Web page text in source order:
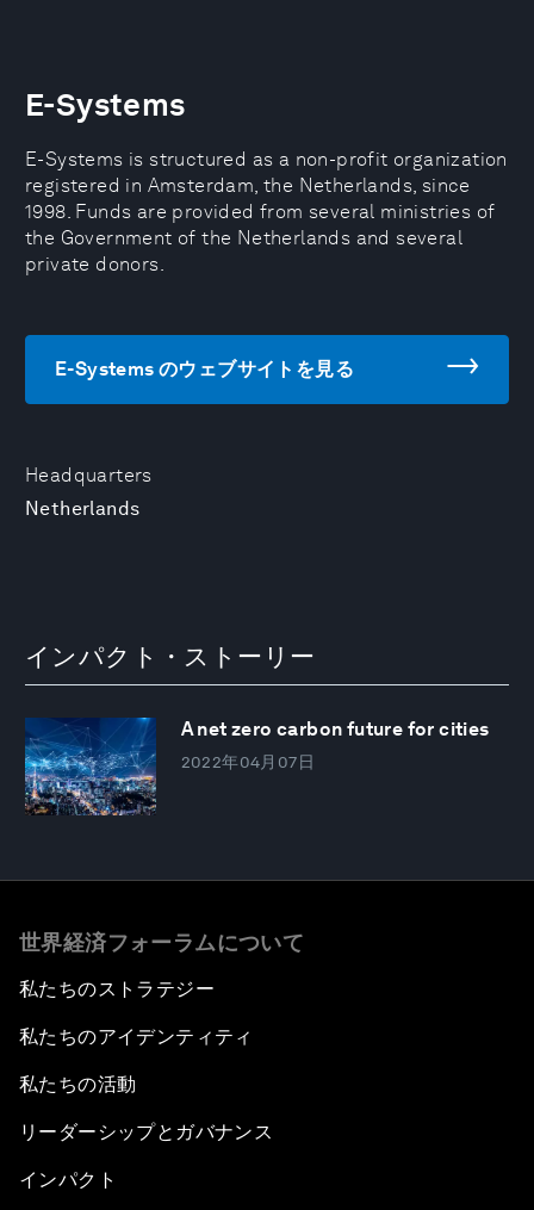
Headquarters
Netherlands
E-Systems
E-Systems is structured as a non-profit organization
registered in Amsterdam, the Netherlands, since
1998. Funds are provided from several ministries of
the Government of the Netherlands and several
private donors.
E-Systems のウェブサイトを見る
インパクト・ストーリー
A net zero carbon future for cities
2022年04月07日
世界経済フォーラムについて
私たちのストラテジー
私たちのアイデンティティ
私たちの活動
リーダーシップとガバナンス
インパクト